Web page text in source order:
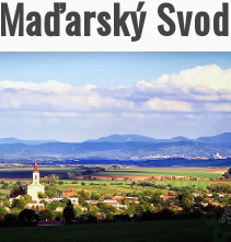
Maďarský